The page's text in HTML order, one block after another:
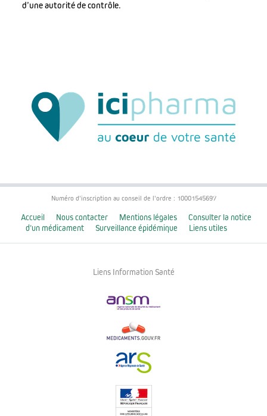
d’une autorité de contrôle.
Numéro d'inscription au conseil de l'ordre : 10001545697
Accueil Nous contacter Mentions légales
Consulter la notice
d’un médicament
Surveillance épidémique Liens utiles
Liens Information Santé